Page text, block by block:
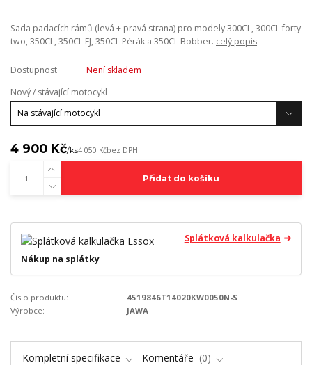
Sada padacích rámů (levá + pravá strana) pro modely 300CL, 300CL forty
two, 350CL, 350CL FJ, 350CL Pérák a 350CL Bobber. celý popis
Dostupnost
Není skladem
Nový / stávající motocykl
4 900 Kč/ks4 050 Kčbez DPH
Přidat do košíku
Splátková kalkulačka
Nákup na splátky
Číslo produktu:
4519846T14020KW0050N-S
Výrobce:
JAWA
Kompletní specifikace Komentáře
0